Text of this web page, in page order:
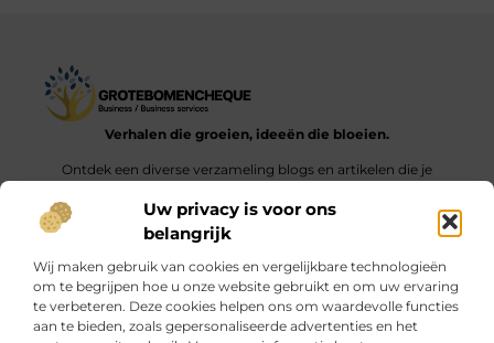
Uw privacy is voor ons
belangrijk
Wij maken gebruik van cookies en vergelijkbare technologieën
om te begrijpen hoe u onze website gebruikt en om uw ervaring
te verbeteren. Deze cookies helpen ons om waardevolle functies
aan te bieden, zoals gepersonaliseerde advertenties en het
Verhalen die groeien, ideeën die bloeien.
Ontdek een diverse verzameling blogs en artikelen die je
dagelijks leven.